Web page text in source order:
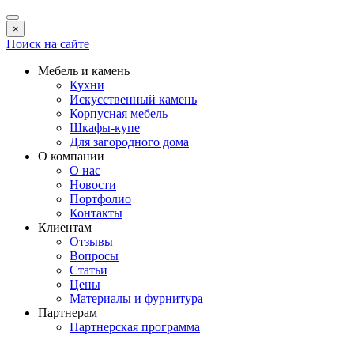
×
Поиск на сайте
Мебель и камень
Кухни
Искусственный камень
Корпусная мебель
Шкафы-купе
Для загородного дома
О компании
О нас
Новости
Портфолио
Контакты
Клиентам
Отзывы
Вопросы
Статьи
Цены
Материалы и фурнитура
Партнерам
Партнерская программа